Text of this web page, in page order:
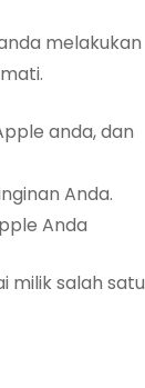
melakukan
anda, dan
Anda.
Anda
milik salah satu